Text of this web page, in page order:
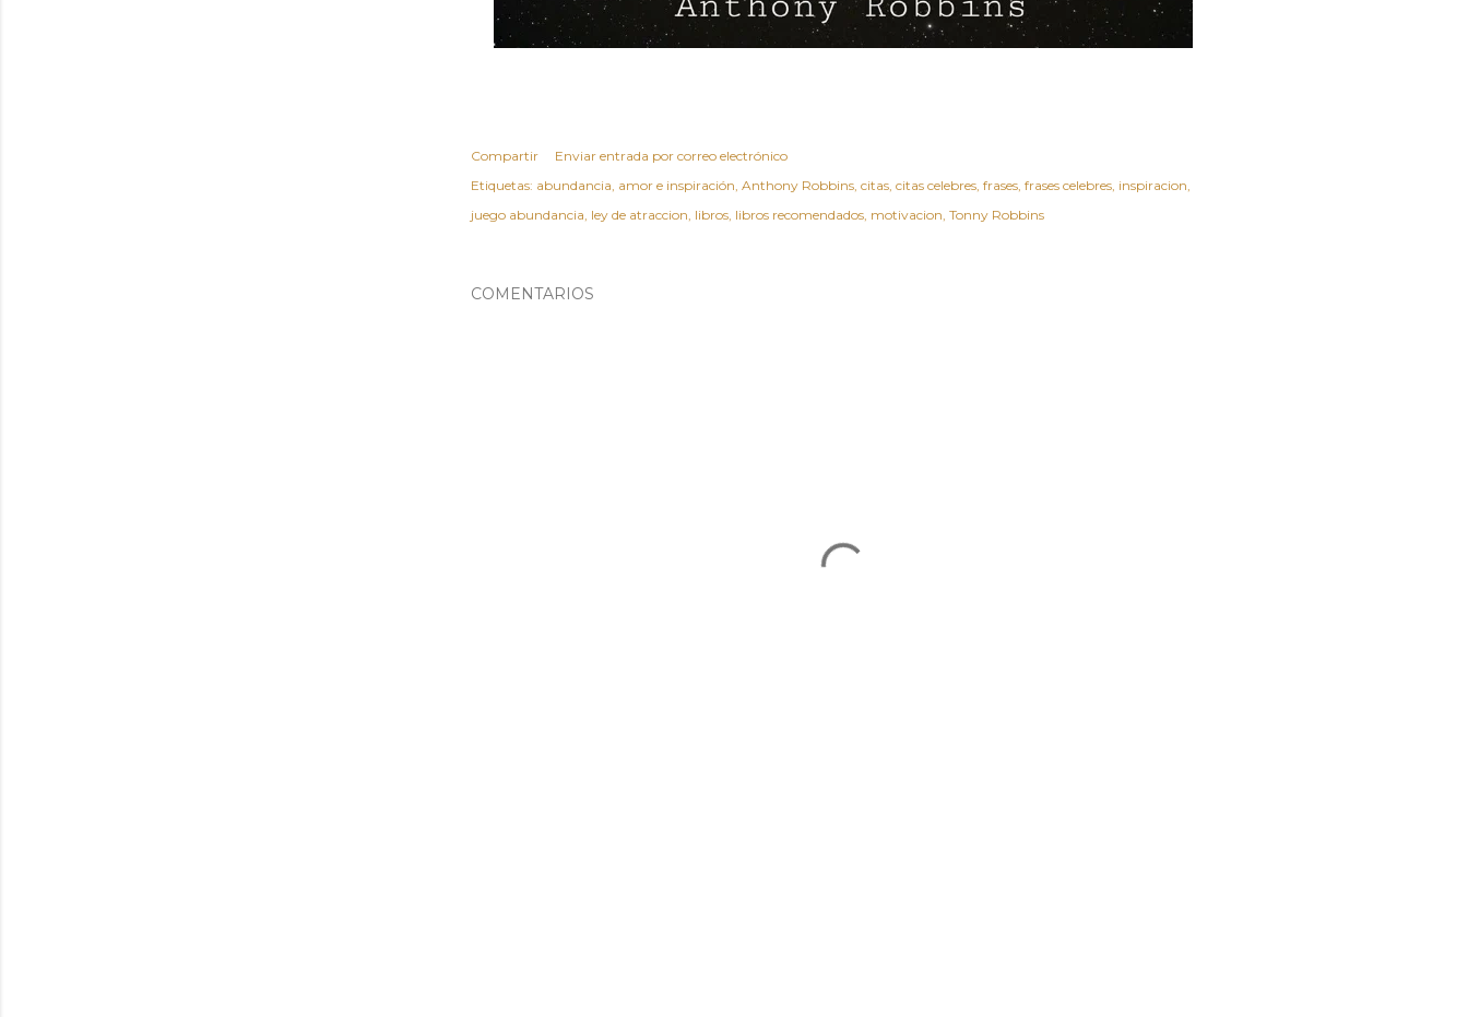
Compartir
Enviar entrada por correo electrónico
Etiquetas: abundancia amor e inspiración Anthony Robbins citas citas celebres frases frases celebres inspiracion
juego abundancia ley de atraccion libros libros recomendados motivacion Tonny Robbins
COMENTARIOS